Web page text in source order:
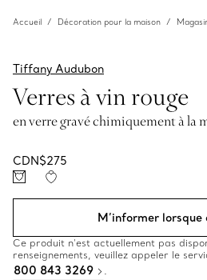
Accueil Décoration pour la maison
Tiffany Audubon
Verres à vin rouge
en verre gravé chimiquement à la
CDN$275
M’informer lorsque
Ce produit n’est actuellement pas
renseignements, veuillez appeler le
800 843 3269 .